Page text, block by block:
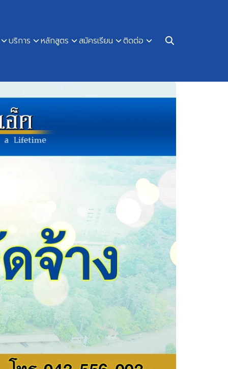
บริการ หลักสูตร สมัครเรียน ติดต่อ